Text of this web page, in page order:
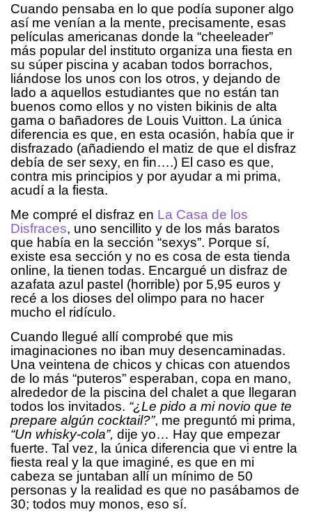
Cuando pensaba en lo que podía suponer algo
así me venían a la mente, precisamente, esas
películas americanas donde la “cheeleader”
más popular del instituto organiza una fiesta en
su súper piscina y acaban todos borrachos,
liándose los unos con los otros, y dejando de
lado a aquellos estudiantes que no están tan
buenos como ellos y no visten bikinis de alta
gama o bañadores de Louis Vuitton. La única
diferencia es que, en esta ocasión, había que ir
disfrazado (añadiendo el matiz de que el disfraz
debía de ser sexy, en fin….) El caso es que,
contra mis principios y por ayudar a mi prima,
acudí a la fiesta.
Me compré el disfraz en La Casa de los
Disfraces, uno sencillito y de los más baratos
que había en la sección “sexys”. Porque sí,
existe esa sección y no es cosa de esta tienda
online, la tienen todas. Encargué un disfraz de
azafata azul pastel (horrible) por 5,95 euros y
recé a los dioses del olimpo para no hacer
mucho el ridículo.
Cuando llegué allí comprobé que mis
imaginaciones no iban muy desencaminadas.
Una veintena de chicos y chicas con atuendos
de lo más “puteros” esperaban, copa en mano,
alrededor de la piscina del chalet a que llegaran
todos los invitados. “¿Le pido a mi novio que te
prepare algún cocktail?”, me preguntó mi prima,
“Un whisky-cola”, dije yo… Hay que empezar
fuerte. Tal vez, la única diferencia que vi entre la
fiesta real y la que imaginé, es que en mi
cabeza se juntaban allí un mínimo de 50
personas y la realidad es que no pasábamos de
30; todos muy monos, eso sí.